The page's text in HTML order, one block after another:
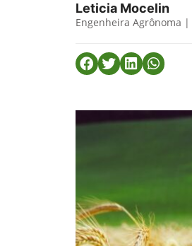
Leticia Mocelin
Engenheira Agrônoma